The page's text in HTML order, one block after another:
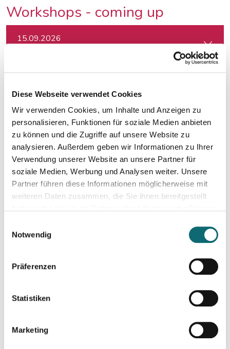
Diese Webseite verwendet Cookies
Wir verwenden Cookies, um Inhalte und Anzeigen zu
personalisieren, Funktionen für soziale Medien anbieten
zu können und die Zugriffe auf unsere Website zu
analysieren. Außerdem geben wir Informationen zu Ihrer
Verwendung unserer Website an unsere Partner für
soziale Medien, Werbung und Analysen weiter. Unsere
Partner führen diese Informationen möglicherweise mit
weiteren Daten zusammen, die Sie ihnen bereitgestellt
Notwendig
Präferenzen
Statistiken
Marketing
Workshops - coming up
15.09.2026
Textwerkstatt: Aus guten Texten große Geschichten
Crashkurs Claude - der KI-Assistent für Journalist:innen
21.09.2026
Fortbildungsprogramm des Europäischen Parlaments für
22.09.2026
Podiumsdiskussionen professionell moderieren
02.10.2026
Ihr Social Media-Auftritt mit Canva - Designs für Instagram,